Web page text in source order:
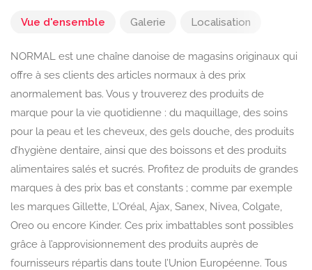
Vue d'ensemble Galerie Localisation
NORMAL est une chaîne danoise de magasins originaux qui
offre à ses clients des articles normaux à des prix
anormalement bas. Vous y trouverez des produits de
marque pour la vie quotidienne : du maquillage, des soins
pour la peau et les cheveux, des gels douche, des produits
d’hygiène dentaire, ainsi que des boissons et des produits
alimentaires salés et sucrés. Profitez de produits de grandes
marques à des prix bas et constants ; comme par exemple
les marques Gillette, L’Oréal, Ajax, Sanex, Nivea, Colgate,
Oreo ou encore Kinder. Ces prix imbattables sont possibles
grâce à l’approvisionnement des produits auprès de
fournisseurs répartis dans toute l’Union Européenne. Tous